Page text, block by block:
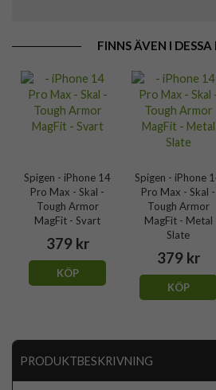
FINNS ÄVEN I DESSA
Spigen - iPhone 14
Pro Max - Skal -
Tough Armor
MagFit - Svart
379 kr
KÖP
Spigen - iPhone
Pro Max - Skal -
Tough Armor
MagFit - Metal
Slate
379 kr
KÖP
PRODUKTBESKRIVNING